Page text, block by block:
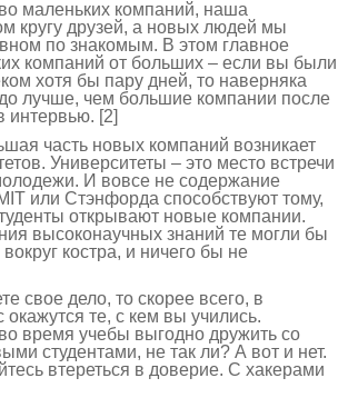
маленьких компаний, наша
кругу друзей, а новых людей мы
по знакомым. В этом главное
компаний от больших – если вы были
хотя бы пару дней, то наверняка
лучше, чем большие компании после
интервью. [2]
часть новых компаний возникает
Университеты – это место встречи
И вовсе не содержание
или Стэнфорда способствуют тому,
открывают новые компании.
высоконаучных знаний те могли бы
костра, и ничего бы не
свое дело, то скорее всего, в
окажутся те, с кем вы учились.
время учебы выгодно дружить со
студентами, не так ли? А вот и нет.
втереться в доверие. С хакерами